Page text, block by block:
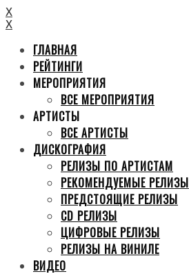
X
X
ГЛАВНАЯ
РЕЙТИНГИ
МЕРОПРИЯТИЯ
ВСЕ МЕРОПРИЯТИЯ
АРТИСТЫ
ВСЕ АРТИСТЫ
ДИСКОГРАФИЯ
РЕЛИЗЫ ПО АРТИСТАМ
РЕКОМЕНДУЕМЫЕ РЕЛИЗЫ
ПРЕДСТОЯЩИЕ РЕЛИЗЫ
CD РЕЛИЗЫ
ЦИФРОВЫЕ РЕЛИЗЫ
РЕЛИЗЫ НА ВИНИЛЕ
ВИДЕО